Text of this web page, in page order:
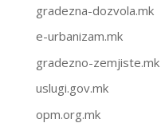
gradezna-dozvola.mk
e-urbanizam.mk
gradezno-zemjiste.mk
uslugi.gov.mk
opm.org.mk